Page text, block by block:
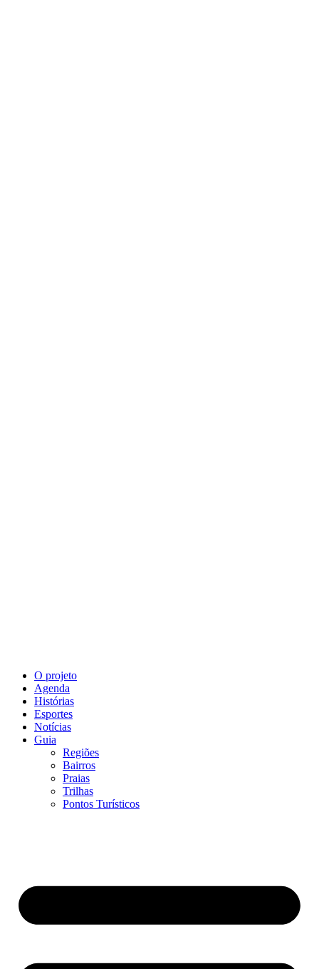
O projeto
Agenda
Histórias
Esportes
Notícias
Guia
Regiões
Bairros
Praias
Trilhas
Pontos Turísticos